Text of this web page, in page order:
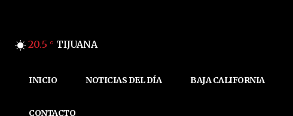
20.5 C TIJUANA
INICIO NOTICIAS DEL DÍA BAJA CALIFORNIA
CONTACTO